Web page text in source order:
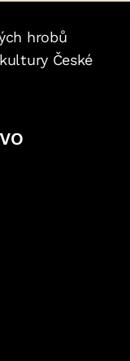
hrobů
České